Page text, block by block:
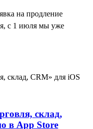
на продление
с 1 июля мы уже
склад,
в App Store